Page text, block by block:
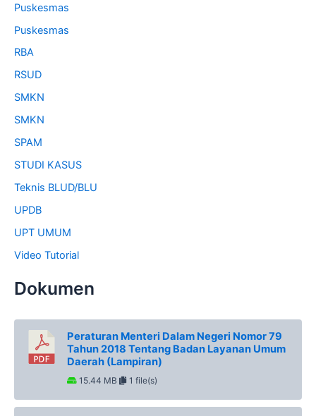
Puskesmas
Puskesmas
RBA
RSUD
SMKN
SMKN
SPAM
STUDI KASUS
Teknis BLUD/BLU
UPDB
UPT UMUM
Video Tutorial
Dokumen
Peraturan Menteri Dalam Negeri Nomor 79
Tahun 2018 Tentang Badan Layanan Umum
Daerah (Lampiran)
15.44 MB 1 file(s)